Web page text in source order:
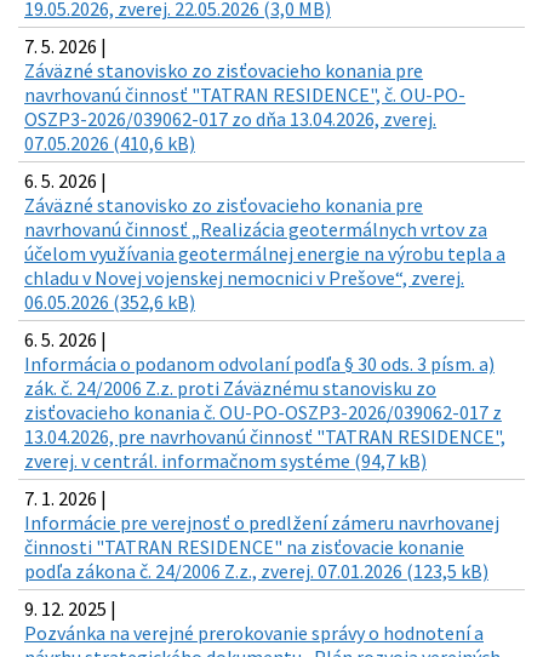
19.05.2026, zverej. 22.05.2026 (3,0 MB)
7. 5. 2026 |
Záväzné stanovisko zo zisťovacieho konania pre
navrhovanú činnosť "TATRAN RESIDENCE", č. OU-PO-
OSZP3-2026/039062-017 zo dňa 13.04.2026, zverej.
07.05.2026 (410,6 kB)
6. 5. 2026 |
Záväzné stanovisko zo zisťovacieho konania pre
navrhovanú činnosť „Realizácia geotermálnych vrtov za
účelom využívania geotermálnej energie na výrobu tepla a
chladu v Novej vojenskej nemocnici v Prešove“, zverej.
06.05.2026 (352,6 kB)
6. 5. 2026 |
Informácia o podanom odvolaní podľa § 30 ods. 3 písm. a)
zák. č. 24/2006 Z.z. proti Záväznému stanovisku zo
zisťovacieho konania č. OU-PO-OSZP3-2026/039062-017 z
13.04.2026, pre navrhovanú činnosť "TATRAN RESIDENCE",
zverej. v centrál. informačnom systéme (94,7 kB)
7. 1. 2026 |
Informácie pre verejnosť o predlžení zámeru navrhovanej
činnosti "TATRAN RESIDENCE" na zisťovacie konanie
podľa zákona č. 24/2006 Z.z., zverej. 07.01.2026 (123,5 kB)
9. 12. 2025 |
Pozvánka na verejné prerokovanie správy o hodnotení a